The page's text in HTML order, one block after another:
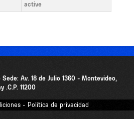
active
Sede: Av. 18 de Julio 1360 - Montevideo,
.C.P. 11200
- Política de privacidad